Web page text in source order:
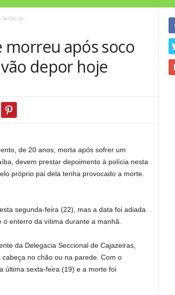
Sertão da...
morreu após soco
depor hoje
de 20 anos, morta após sofrer um
devem prestar depoimento à polícia nesta
próprio pai dela tenha provocado a morte.
segunda-feira (22), mas a data foi adiada
enterro da vítima durante a manhã.
da Delegacia Seccional de Cajazeiras,
no chão ou na parede. Com o
última sexta-feira (19) e a morte foi